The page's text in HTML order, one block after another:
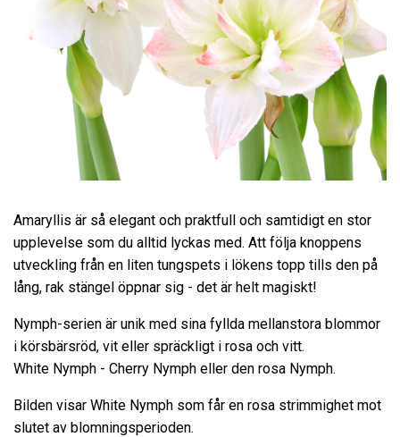
Amaryllis är så elegant och praktfull och samtidigt en stor
upplevelse som du alltid lyckas med. Att följa knoppens
utveckling från en liten tungspets i lökens topp tills den på
lång, rak stängel öppnar sig - det är helt magiskt!
Nymph-serien är unik med sina fyllda mellanstora blommor
i körsbärsröd, vit eller spräckligt i rosa och vitt.
White Nymph - Cherry Nymph eller den rosa Nymph.
Bilden visar White Nymph som får en rosa strimmighet mot
slutet av blomningsperioden.